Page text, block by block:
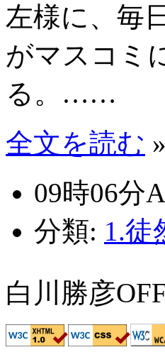
左様に、毎
がマスコミ
る。……
全文を読む »
09時06分
分類: 1.徒
白川勝彦